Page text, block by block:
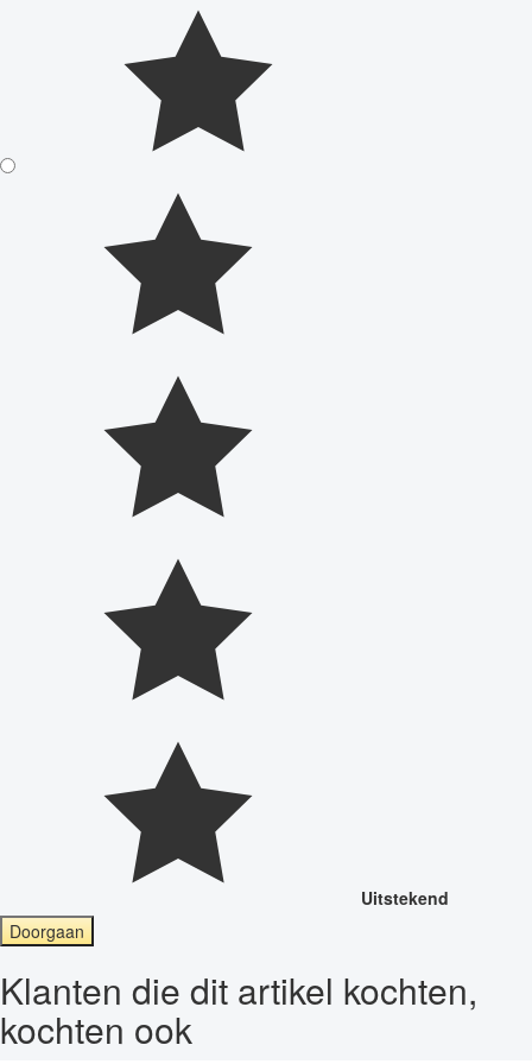
Uitstekend
Doorgaan
Klanten die dit artikel kochten,
kochten ook